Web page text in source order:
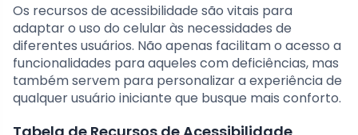
Os recursos de acessibilidade são vitais para
adaptar o uso do celular às necessidades de
diferentes usuários. Não apenas facilitam o acesso a
funcionalidades para aqueles com deficiências, mas
também servem para personalizar a experiência de
qualquer usuário iniciante que busque mais conforto.